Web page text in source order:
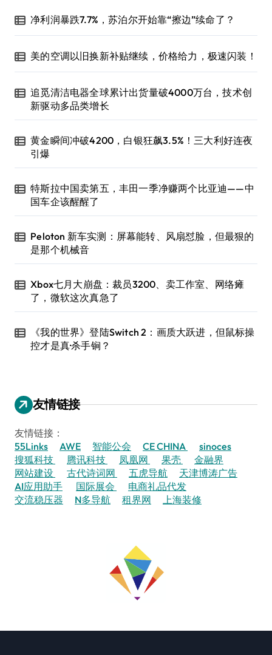
净利润暴跌7.7%，苏泊尔开始靠“擦边”续命了？
美的空调以旧换新补贴继续，价格给力，极速闪装！
追觅清洁电器全球累计出货量破4000万台，技术创
新驱动多品类增长
黄金瞬间冲破4200，白银狂飙3.5%！三大利好连夜
引爆
特斯拉中国卖第五，丰田一季净赚两个比亚迪——中
国车企该醒醒了
Peloton 新车实测：屏幕能转、风扇怼脸，但最狠的
是那个机械音
Xbox七月大崩盘：裁员3200、卖工作室、网络瘫
了，微软这次真急了
《我的世界》登陆Switch 2：画质大跃进，但鼠标操
控才是真·杀手锏？
友情链接
友情链接：
55Links
AWE 智能公会 CE CHINA
sinoces
搜狐科技
腾讯科技 凤凰网 果壳
金融界
网站建设
古代诗词网 五虎导航
天津博涛广告
AI应用助手
国际展会
电商礼品代发
交流稳压器
N多导航 租界网 上海装修